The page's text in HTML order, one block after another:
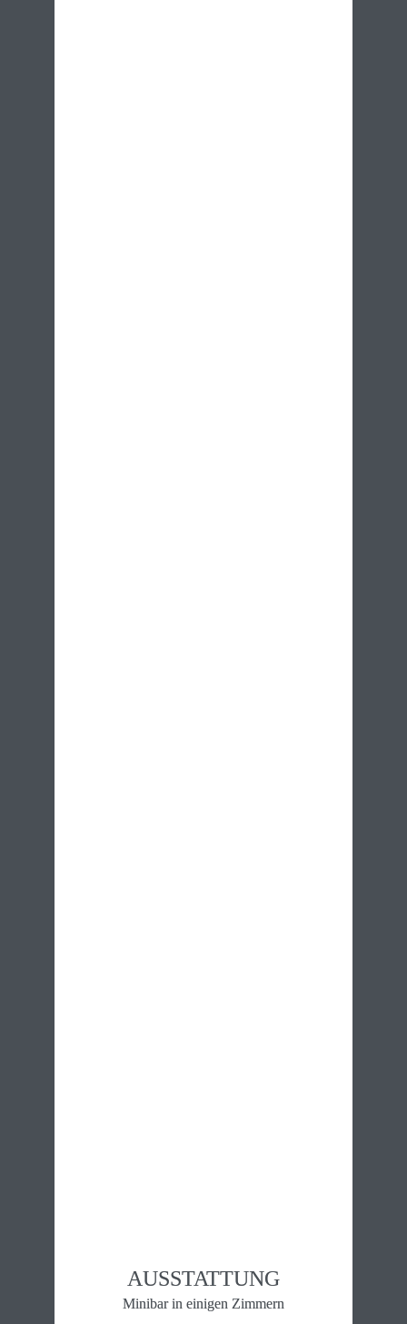
AUSSTATTUNG
Minibar in einigen Zimmern